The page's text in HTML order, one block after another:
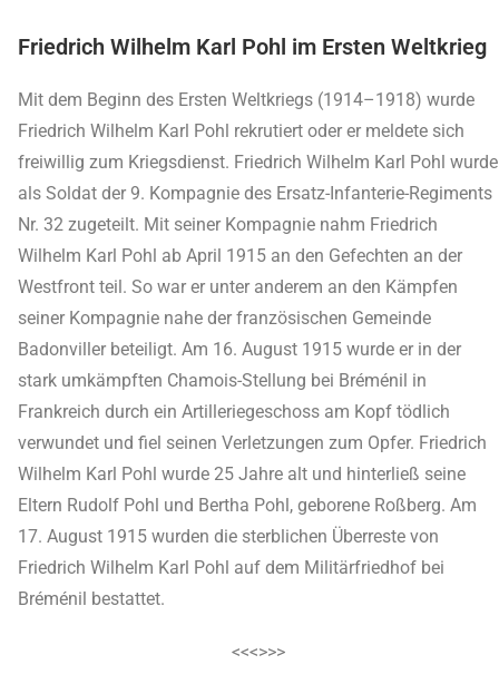
Friedrich Wilhelm Karl Pohl im Ersten Weltkrieg
Mit dem Beginn des Ersten Weltkriegs (1914–1918) wurde
Friedrich Wilhelm Karl Pohl rekrutiert oder er meldete sich
freiwillig zum Kriegsdienst. Friedrich Wilhelm Karl Pohl wurde
als Soldat der 9. Kompagnie des Ersatz-Infanterie-Regiments
Nr. 32 zugeteilt. Mit seiner Kompagnie nahm Friedrich
Wilhelm Karl Pohl ab April 1915 an den Gefechten an der
Westfront teil. So war er unter anderem an den Kämpfen
seiner Kompagnie nahe der französischen Gemeinde
Badonviller beteiligt. Am 16. August 1915 wurde er in der
stark umkämpften Chamois-Stellung bei Bréménil in
Frankreich durch ein Artilleriegeschoss am Kopf tödlich
verwundet und fiel seinen Verletzungen zum Opfer. Friedrich
Wilhelm Karl Pohl wurde 25 Jahre alt und hinterließ seine
Eltern Rudolf Pohl und Bertha Pohl, geborene Roßberg. Am
17. August 1915 wurden die sterblichen Überreste von
Friedrich Wilhelm Karl Pohl auf dem Militärfriedhof bei
Bréménil bestattet.
<<<>>>